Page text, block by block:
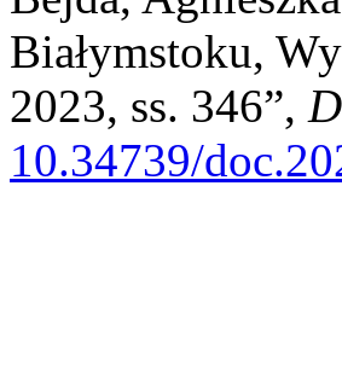
Białymstoku,
2023, ss. 346”,
10.34739/